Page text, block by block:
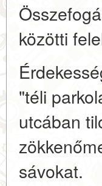
közötti
"téli
utcában
sávokat.